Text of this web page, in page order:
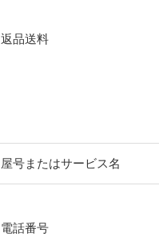
返品送料
屋号またはサービス名
電話番号